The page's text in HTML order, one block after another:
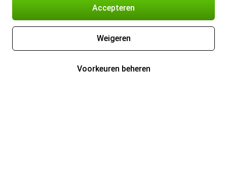
Accepteren
Weigeren
Voorkeuren beheren